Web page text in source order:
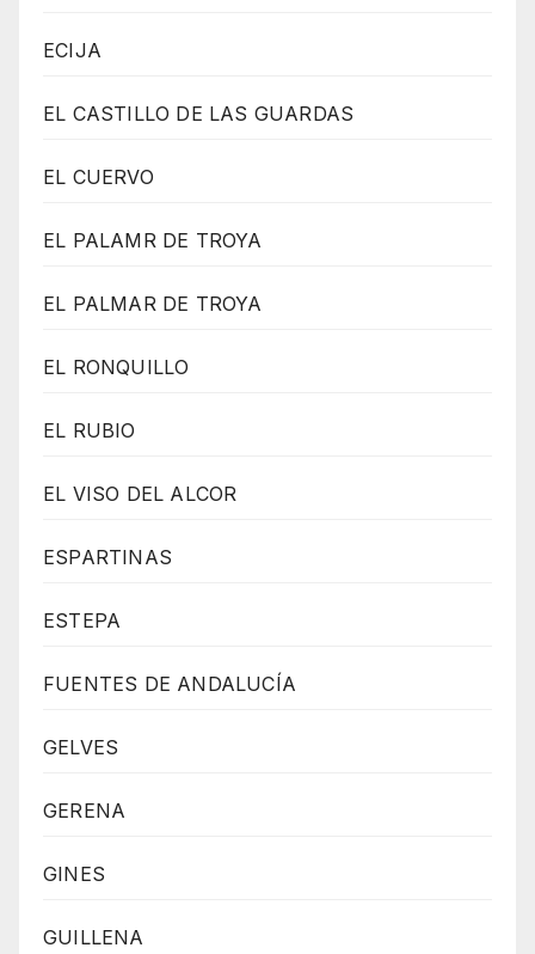
ECIJA
EL CASTILLO DE LAS GUARDAS
EL CUERVO
EL PALAMR DE TROYA
EL PALMAR DE TROYA
EL RONQUILLO
EL RUBIO
EL VISO DEL ALCOR
ESPARTINAS
ESTEPA
FUENTES DE ANDALUCÍA
GELVES
GERENA
GINES
GUILLENA